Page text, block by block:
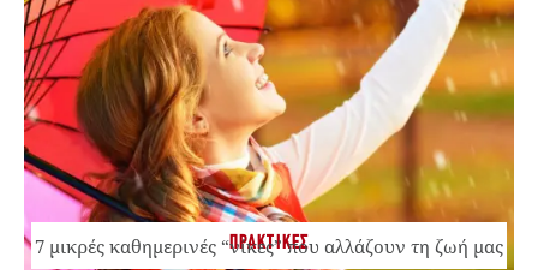
ΠΡΑΚΤΙΚΕΣ
7 μικρές καθημερινές “νίκες” που αλλάζουν τη ζωή μας